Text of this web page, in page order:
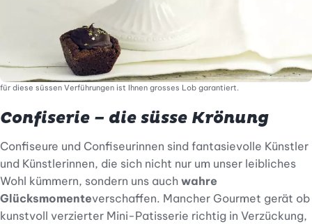
für diese süssen Verführungen ist Ihnen grosses Lob garantiert.
Confiserie – die süsse Krönung
Confiseure und Confiseurinnen sind fantasievolle Künstler
und Künstlerinnen, die sich nicht nur um unser leibliches
Wohl kümmern, sondern uns auch wahre
Glücksmomenteverschaffen. Mancher Gourmet gerät ob
kunstvoll verzierter Mini-Patisserie richtig in Verzückung,